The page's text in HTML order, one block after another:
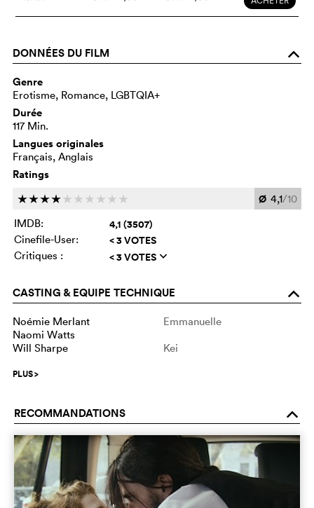
DONNÉES DU FILM o
Genre
Erotisme, Romance, LGBTQIA+
Durée
117 Min.
Langues originales
Français, Anglais
Ratings
cccc c c c c c c Ø 4,1/10
IMDB:
4,1 (3507)
Cinefile-User: < 3 VOTES
Critiques : < 3 VOTES q
CASTING & EQUIPE TECHNIQUE o
Noémie Merlant
Emmanuelle
Naomi Watts
Will Sharpe
Kei
PLUS>
RECOMMANDATIONS o